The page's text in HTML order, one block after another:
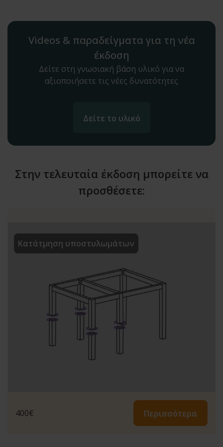
Videos & παραδείγματα για τη νέα
έκδοση
Δείτε στη γνωσιακή βάση υλικό για να
αξιοποιήσετε τις νέες δυνατότητες
Δείτε το υλικό
Στην τελευταία έκδοση μπορείτε να
προσθέσετε:
Κατάτμηση υποστυλωμάτων
400€ Περισσότερα